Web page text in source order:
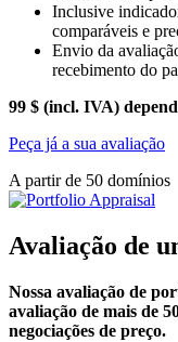
Inclusive
comparáveis e
Envio da
recebimento do
99 $ (incl. IVA)
Peça já a sua avaliação
A partir de 50 domínios
Avaliação de
Nossa avaliação de
avaliação de mais de
negociações de preço.